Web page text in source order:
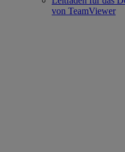
von TeamViewer